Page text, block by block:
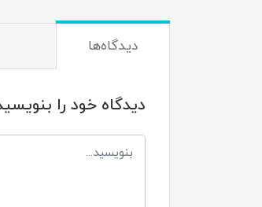
دیدگاه‌ها
دیدگاه خود را